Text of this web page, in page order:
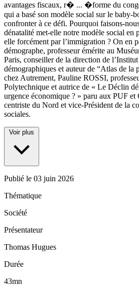
avantages fiscaux, r� ... �forme du
qui a basé son modèle social sur le baby-
confronter à ce défi. Pourquoi faisons-
dénatalité met-elle notre modèle social en
elle forcément par l’immigration ? On en
démographe, professeur émérite au
Paris, conseiller de la direction de
démographiques et auteur de “Atlas de la
chez Autrement, Pauline ROSSI,
Polytechnique et autrice de « Le Déclin
urgence économique ? » paru aux PUF
centriste du Nord et vice-Président de la
sociales.
Voir plus
Publié le 03 juin 2026
Thématique
Société
Présentateur
Thomas Hugues
Durée
43mn